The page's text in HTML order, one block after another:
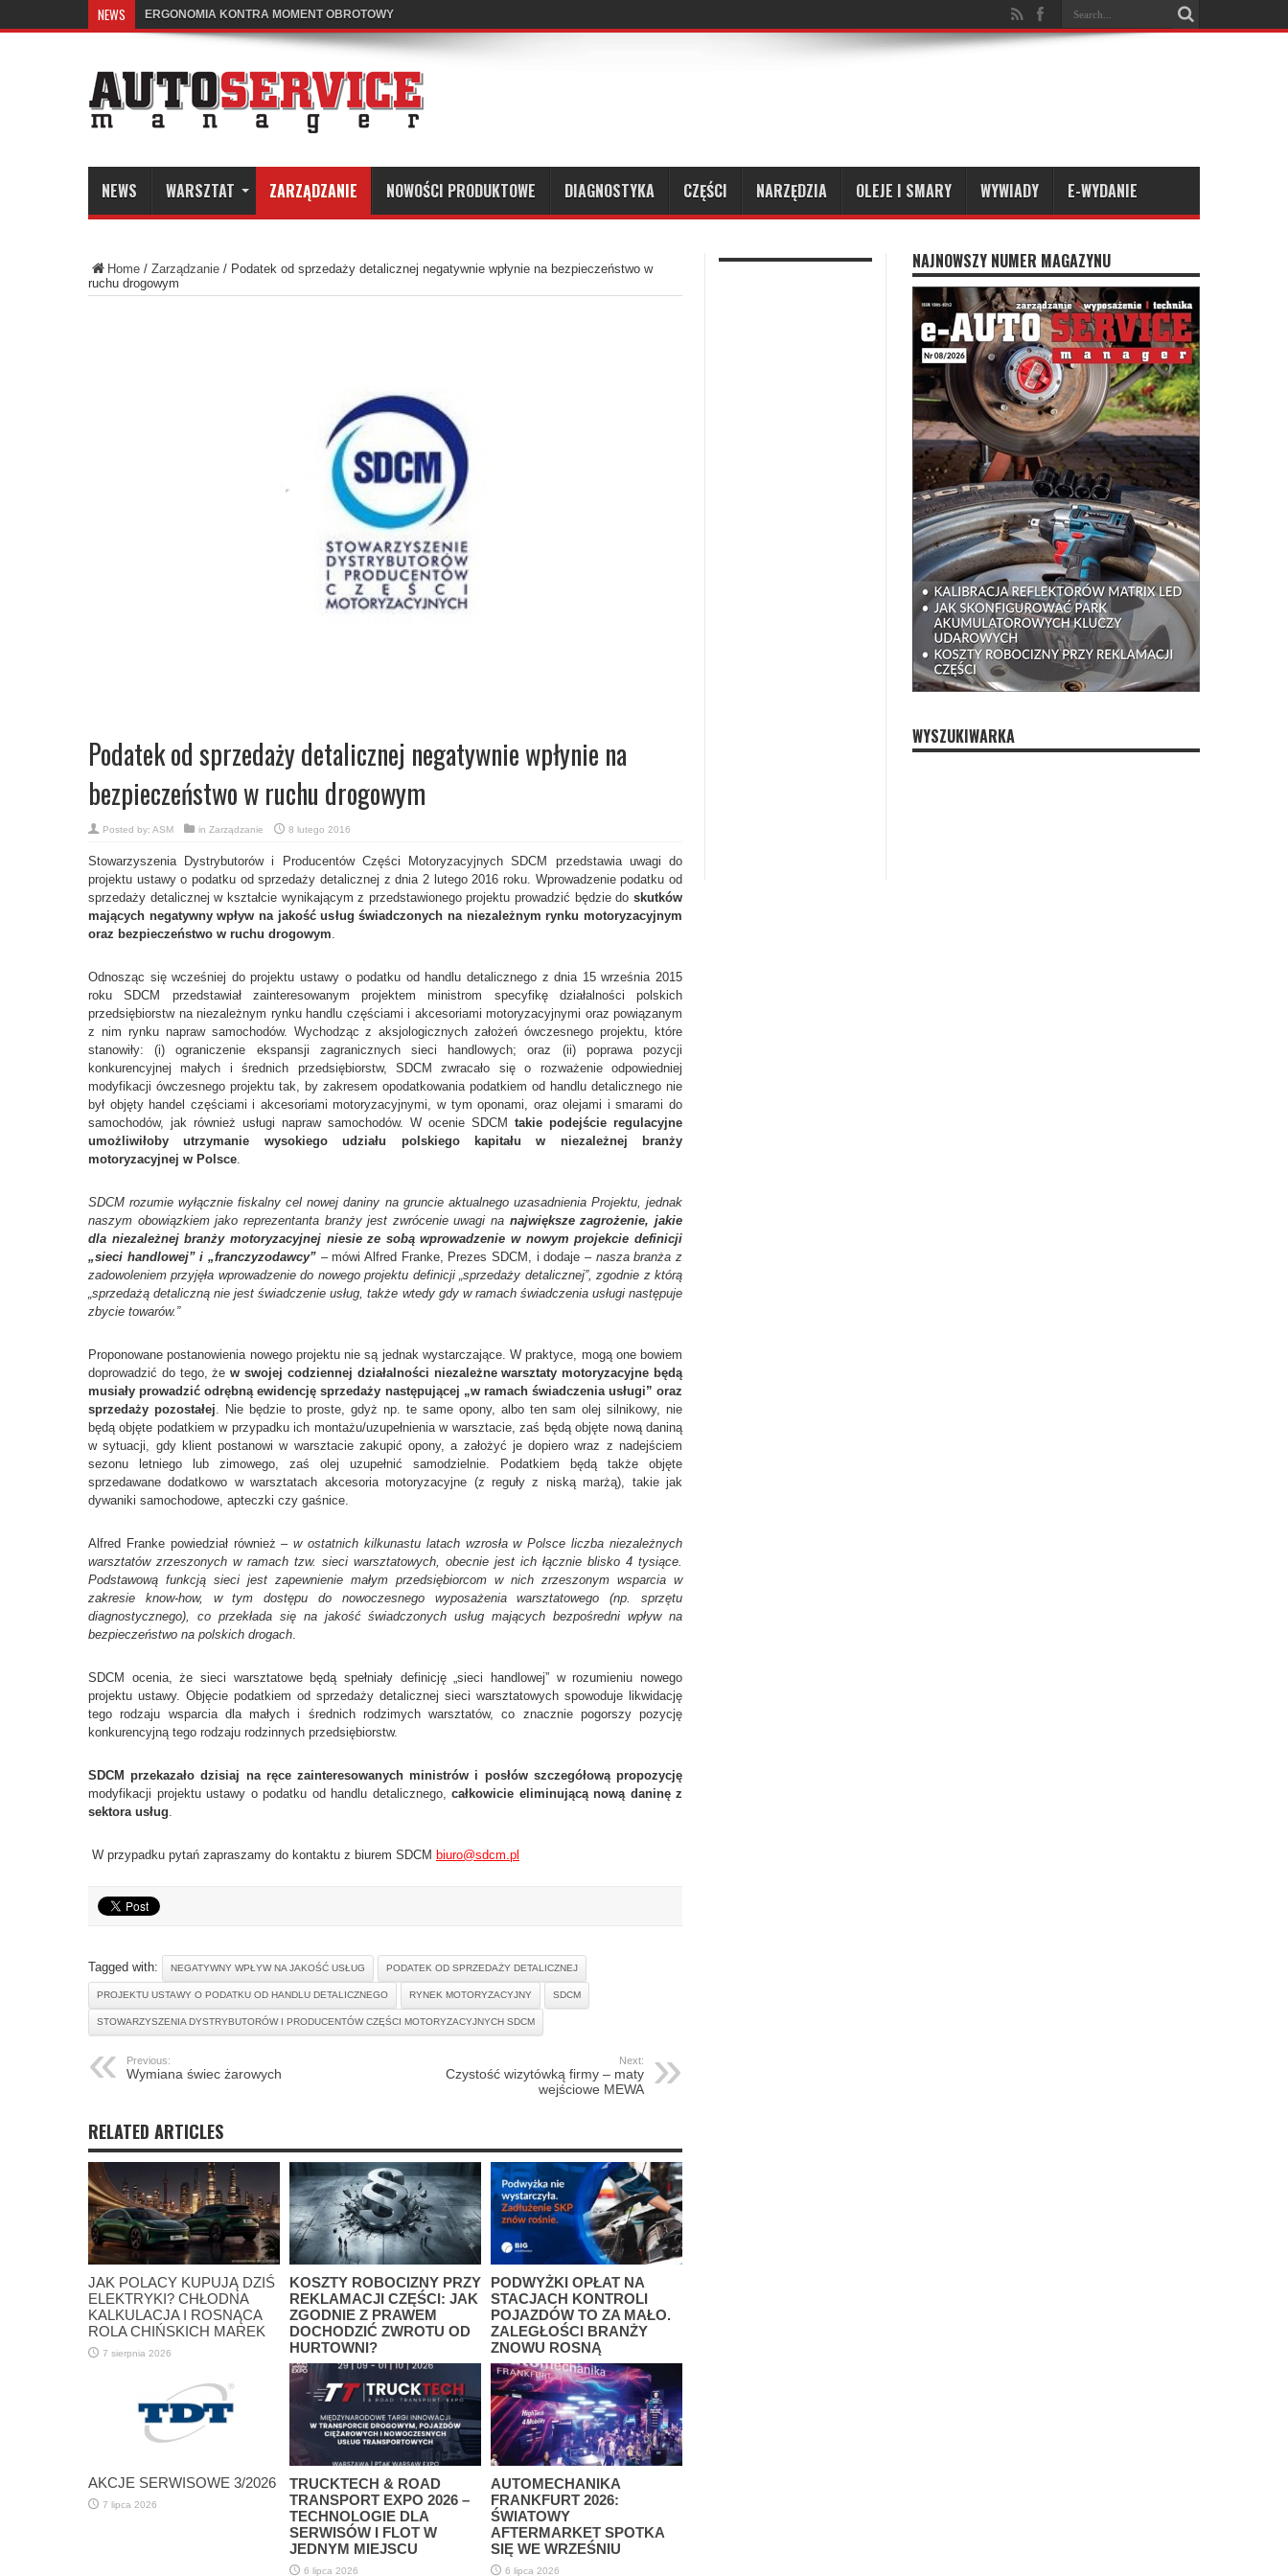
NEWS ERGONOMIA KONTRA MOMENT OBROTOWY
KALIBRACJA REFLEKTORÓW MATRIX LED – DLACZEGO SAMA REGULACJA MECHANICZNA NIE WYSTARCZY?
NEWS WARSZTAT ZARZĄDZANIE NOWOŚCI PRODUKTOWE DIAGNOSTYKA CZĘŚCI NARZĘDZIA OLEJE I SMARY WYWIADY E-WYDANIE
Home / Zarządzanie / Podatek od sprzedaży detalicznej negatywnie wpłynie na bezpieczeństwo w
ruchu drogowym
Podatek od sprzedaży detalicznej negatywnie wpłynie na
bezpieczeństwo w ruchu drogowym
Posted by: ASM in Zarządzanie 8 lutego 2016
Stowarzyszenia Dystrybutorów i Producentów Części Motoryzacyjnych SDCM przedstawia uwagi do
projektu ustawy o podatku od sprzedaży detalicznej z dnia 2 lutego 2016 roku. Wprowadzenie podatku od
sprzedaży detalicznej w kształcie wynikającym z przedstawionego projektu prowadzić będzie do skutków
mających negatywny wpływ na jakość usług świadczonych na niezależnym rynku motoryzacyjnym
oraz bezpieczeństwo w ruchu drogowym
Odnosząc się wcześniej do projektu ustawy o podatku od handlu detalicznego z dnia 15 września 2015
roku SDCM przedstawiał zainteresowanym projektem ministrom specyfikę działalności polskich
przedsiębiorstw na niezależnym rynku handlu częściami i akcesoriami motoryzacyjnymi oraz powiązanym
z nim rynku napraw samochodów. Wychodząc z aksjologicznych założeń ówczesnego projektu, które
stanowiły: (i) ograniczenie ekspansji zagranicznych sieci handlowych; oraz (ii) poprawa pozycji
konkurencyjnej małych i średnich przedsiębiorstw, SDCM zwracało się o rozważenie odpowiedniej
modyfikacji ówczesnego projektu tak, by zakresem opodatkowania podatkiem od handlu detalicznego nie
był objęty handel częściami i akcesoriami motoryzacyjnymi, w tym oponami, oraz olejami i smarami do
samochodów, jak również usługi napraw samochodów. W ocenie SDCM takie podejście regulacyjne
umożliwiłoby utrzymanie wysokiego udziału polskiego kapitału w niezależnej branży
motoryzacyjnej w Polsce
SDCM rozumie wyłącznie fiskalny cel nowej daniny na gruncie aktualnego uzasadnienia Projektu, jednak
naszym obowiązkiem jako reprezentanta branży jest zwrócenie uwagi na największe zagrożenie, jakie
dla niezależnej branży motoryzacyjnej niesie ze sobą wprowadzenie w nowym projekcie definicji
„sieci handlowej” i „franczyzodawcy” – mówi Alfred Franke, Prezes SDCM, i dodaje – nasza branża z
zadowoleniem przyjęła wprowadzenie do nowego projektu definicji „sprzedaży detalicznej”, zgodnie z którą
„sprzedażą detaliczną nie jest świadczenie usług, także wtedy gdy w ramach świadczenia usługi następuje
zbycie towarów.”
Proponowane postanowienia nowego projektu nie są jednak wystarczające. W praktyce, mogą one bowiem
doprowadzić do tego, żew swojej codziennej działalności niezależne warsztaty motoryzacyjne będą
musiały prowadzić odrębną ewidencję sprzedaży następującej „w ramach świadczenia usługi” oraz
sprzedaży pozostałej . Nie będzie to proste, gdyż np. te same opony, albo ten sam olej silnikowy, nie
będą objęte podatkiem w przypadku ich montażu/uzupełnienia w warsztacie, zaś będą objęte nową daniną
w sytuacji, gdy klient postanowi w warsztacie zakupić opony, a założyć je dopiero wraz z nadejściem
sezonu letniego lub zimowego, zaś olej uzupełnić samodzielnie. Podatkiem będą także objęte
sprzedawane dodatkowo w warsztatach akcesoria motoryzacyjne (z reguły z niską marżą), takie jak
dywaniki samochodowe, apteczki czy gaśnice.
Alfred Franke powiedział również –w ostatnich kilkunastu latach wzrosła w Polsce liczba niezależnych
warsztatów zrzeszonych w ramach tzw. sieci warsztatowych, obecnie jest ich łącznie blisko 4 tysiące.
Podstawową funkcją sieci jest zapewnienie małym przedsiębiorcom w nich zrzeszonym wsparcia w
zakresie know-how, w tym dostępu do nowoczesnego wyposażenia warsztatowego (np. sprzętu
diagnostycznego), co przekłada się na jakość świadczonych usług mających bezpośredni wpływ na
bezpieczeństwo na polskich drogach
SDCM ocenia, że sieci warsztatowe będą spełniały definicję „sieci handlowej” w rozumieniu nowego
projektu ustawy. Objęcie podatkiem od sprzedaży detalicznej sieci warsztatowych spowoduje likwidację
tego rodzaju wsparcia dla małych i średnich rodzimych warsztatów, co znacznie pogorszy pozycję
konkurencyjną tego rodzaju rodzinnych przedsiębiorstw.
SDCM przekazało dzisiaj na ręce zainteresowanych ministrów i posłów szczegółową propozycję
modyfikacji projektu ustawy o podatku od handlu detalicznego, całkowicie eliminującą nową daninę z
sektora usług
W przypadku pytań zapraszamy do kontaktu z biurem SDCM biuro@sdcm.pl
Tagged with: NEGATYWNY WPŁYW NA JAKOŚĆ USŁUG PODATEK OD SPRZEDAŻY DETALICZNEJ
PROJEKTU USTAWY O PODATKU OD HANDLU DETALICZNEGO RYNEK MOTORYZACYJNY SDCM
STOWARZYSZENIA DYSTRYBUTORÓW I PRODUCENTÓW CZĘŚCI MOTORYZACYJNYCH SDCM
Previous:
Wymiana świec żarowych
Next:
Czystość wizytówką firmy – maty
wejściowe MEWA
RELATED ARTICLES
JAK POLACY KUPUJĄ DZIŚ
ELEKTRYKI? CHŁODNA
KALKULACJA I ROSNĄCA
ROLA CHIŃSKICH MAREK
7 sierpnia 2026
KOSZTY ROBOCIZNY PRZY
REKLAMACJI CZĘŚCI: JAK
ZGODNIE Z PRAWEM
DOCHODZIĆ ZWROTU OD
HURTOWNI?
30 lipca 2026
PODWYŻKI OPŁAT NA
STACJACH KONTROLI
POJAZDÓW TO ZA MAŁO.
ZALEGŁOŚCI BRANŻY
ZNOWU ROSNĄ
13 lipca 2026
AKCJE SERWISOWE 3/2026
7 lipca 2026
TRUCKTECH & ROAD
TRANSPORT EXPO 2026 –
TECHNOLOGIE DLA
SERWISÓW I FLOT W
JEDNYM MIEJSCU
6 lipca 2026
AUTOMECHANIKA
FRANKFURT 2026:
ŚWIATOWY
AFTERMARKET SPOTKA
SIĘ WE WRZEŚNIU
6 lipca 2026
NAJNOWSZY NUMER MAGAZYNU
WYSZUKIWARKA